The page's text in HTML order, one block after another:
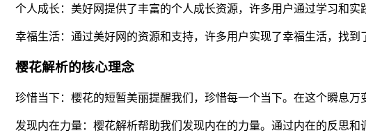
个人成长：美好网提供了丰富的个人成长资源，许多用户通过学习和实
幸福生活：通过美好网的资源和支持，许多用户实现了幸福生活，找到
樱花解析的核心理念
珍惜当下：樱花的短暂美丽提醒我们，珍惜每一个当下。在这个瞬息
发现内在力量：樱花解析帮助我们发现内在的力量。通过内在的反思和